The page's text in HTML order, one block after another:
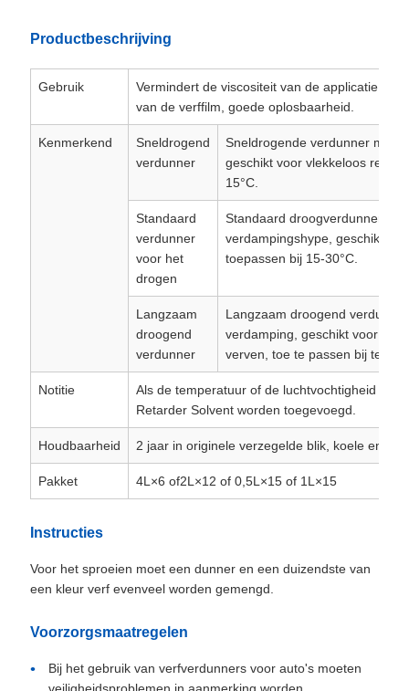
Productbeschrijving
Gebruik
Vermindert de viscositeit van de applicatie,
van de verffilm, goede oplosbaarheid.
Kenmerkend
Sneldrogend
verdunner
Sneldrogende verdunner met
geschikt voor vlekkeloos
15°C.
Standaard
verdunner
voor het
drogen
Standaard droogverdunner,
verdampingshype, geschikt
toepassen bij 15-30°C.
Langzaam
droogend
verdunner
Langzaam droogend
verdamping, geschikt voor
verven, toe te passen bij
Notitie
Als de temperatuur of de luchtvochtigheid te
Retarder Solvent worden toegevoegd.
Houdbaarheid 2 jaar in originele verzegelde blik, koele en
Pakket 4L×6 of2L×12 of 0,5L×15 of 1L×15
Instructies
Voor het sproeien moet een dunner en een duizendste van
een kleur verf evenveel worden gemengd.
Voorzorgsmaatregelen
Bij het gebruik van verfverdunners voor auto's moeten